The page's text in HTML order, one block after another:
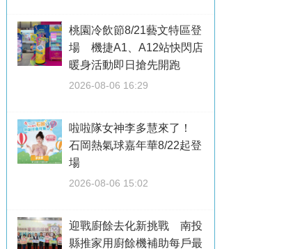
桃園冷飲節8/21藝文特區登
場 機捷A1、A12站快閃店
暖身活動即日搶先開跑
2026-08-06 16:29
啦啦隊女神李多慧來了！
石岡熱氣球嘉年華8/22起登
場
2026-08-06 15:02
迎戰廚餘去化新挑戰 南投
縣推家用廚餘機補助每戶最